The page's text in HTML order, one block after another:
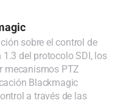
sobre el control de
del protocolo SDI, los
mecanismos PTZ
Blackmagic
a través de las